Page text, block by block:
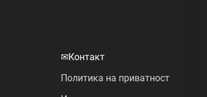
✉Контакт
Политика на приватност